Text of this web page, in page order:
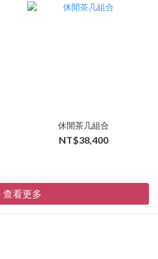
休閒茶几組合
NT$38,400
查看更多